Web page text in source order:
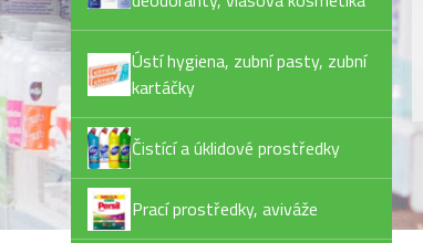
Ústí hygiena, zubní pasty, zubní
kartáčky
Čistící a úklidové prostředky
Prací prostředky, aviváže
Invisible Pure
Kč
(72PD/bal) Color
479,90 Kč